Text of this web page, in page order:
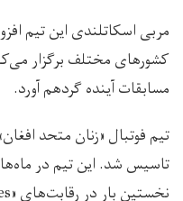
مربی اسکاتلندی این تیم
کشورهای مختلف برگزار
مسابقات آینده گردهم آورد.